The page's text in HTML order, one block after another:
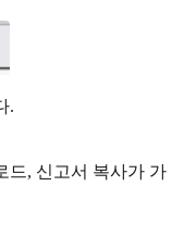
.
드, 신고서 복사가 가